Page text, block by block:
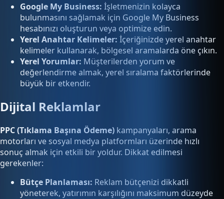
Google My Business: İşletmenizin kolayca
bulunmasını sağlamak için Google My Business
hesabınızı oluşturun veya optimize edin.
Yerel Anahtar Kelimeler: İçeriğinizde yerel anahtar
kelimeler kullanarak, bölgesel aramalarda öne çıkın.
Yerel Yorumlar: Müşterilerden yorum ve
değerlendirme almak, yerel sıralama faktörlerinde
büyük bir etkendir.
Dijital Reklamlar
PPC (Tıklama Başına Ödeme) kampanyaları, arama
motorları ve sosyal medya platformları üzerinde hızlı
sonuç almak için etkili bir yoldur. Dikkat edilmesi
gerekenler:
Bütçe Planlaması: Reklam bütçenizi dikkatli
yöneterek, yatırımın karşılığını maksimum düzeyde